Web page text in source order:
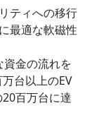
ティへの移行
最適な軟磁性
資金の流れを
台以上のEV
百万台に達